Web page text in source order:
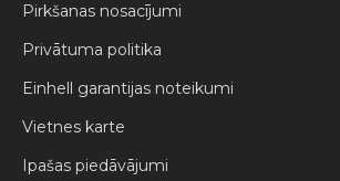
Pirkšanas nosacījumi
Privātuma politika
Einhell garantijas noteikumi
Vietnes karte
Ipašas piedāvājumi